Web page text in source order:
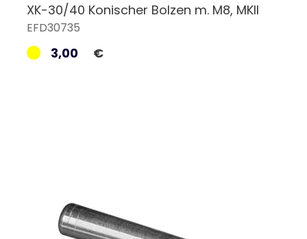
XK-30/40 Konischer Bolzen m. M8, MKII
EFD30735
3,00 €